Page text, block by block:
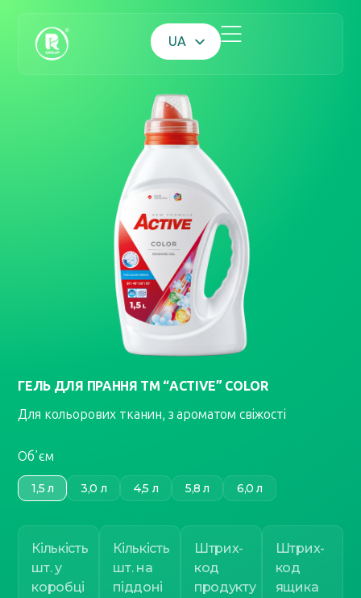
UA
ГЕЛЬ ДЛЯ ПРАННЯ ТМ “ACTIVE” COLOR
Для кольорових тканин, з ароматом свіжості
Обʼєм
1,5 л 3,0 л 4,5 л 5,8 л 6,0 л
Кількість
шт. у
коробці
Кількість
шт. на
піддоні
Штрих-
код
продукту
Штрих-
код
ящика